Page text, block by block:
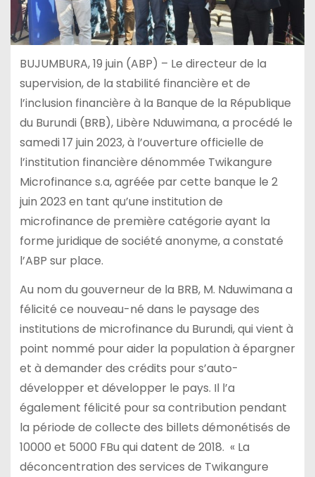
BUJUMBURA, 19 juin (ABP) – Le directeur de la
supervision, de la stabilité financière et de
l’inclusion financière à la Banque de la République
du Burundi (BRB), Libère Nduwimana, a procédé le
samedi 17 juin 2023, à l’ouverture officielle de
l’institution financière dénommée Twikangure
Microfinance s.a, agréée par cette banque le 2
juin 2023 en tant qu’une institution de
microfinance de première catégorie ayant la
forme juridique de société anonyme, a constaté
l’ABP sur place.
Au nom du gouverneur de la BRB, M. Nduwimana a
félicité ce nouveau-né dans le paysage des
institutions de microfinance du Burundi, qui vient à
point nommé pour aider la population à épargner
et à demander des crédits pour s’auto-
développer et développer le pays. Il l’a
également félicité pour sa contribution pendant
la période de collecte des billets démonétisés de
10000 et 5000 FBu qui datent de 2018. « La
déconcentration des services de Twikangure